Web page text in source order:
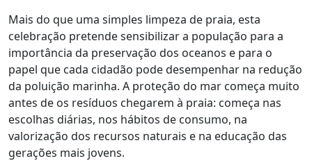
Mais do que uma simples limpeza de praia, esta
celebração pretende sensibilizar a população para a
importância da preservação dos oceanos e para o
papel que cada cidadão pode desempenhar na redução
da poluição marinha. A proteção do mar começa muito
antes de os resíduos chegarem à praia: começa nas
escolhas diárias, nos hábitos de consumo, na
valorização dos recursos naturais e na educação das
gerações mais jovens.